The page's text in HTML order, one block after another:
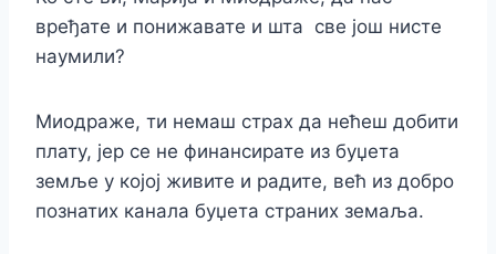
вређате и понижавате и шта све још нисте
наумили?
Миодраже, ти немаш страх да нећеш добити
плату, јер се не финансирате из буџета
земље у којој живите и радите, већ из добро
познатих канала буџета страних земаља.